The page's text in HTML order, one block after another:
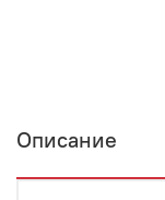
Описание